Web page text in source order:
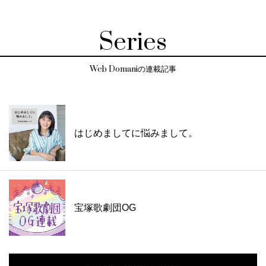
Series
Web Domaniの連載記事
はじめましてに悩みまして。
宝塚歌劇団OG